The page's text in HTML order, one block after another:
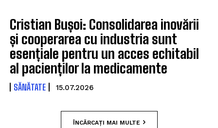
Cristian Bușoi: Consolidarea inovării
și cooperarea cu industria sunt
esențiale pentru un acces echitabil
al pacienților la medicamente
SĂNĂTATE 15.07.2026
ÎNCĂRCAȚI MAI MULTE